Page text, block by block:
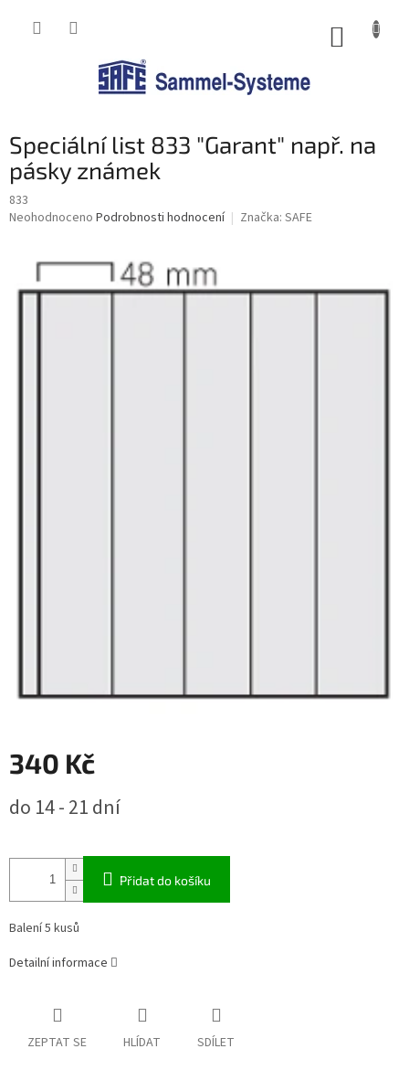
Speciální list 833 "Garant" např. na
pásky známek
833
Průměrné
0,0
Neohodnoceno Podrobnosti hodnocení Značka: SAFE
340 Kč
cena:
do 14 - 21 dní
Přidat do košíku
Balení 5 kusů
Detailní informace
ZEPTAT SE HLÍDAT SDÍLET